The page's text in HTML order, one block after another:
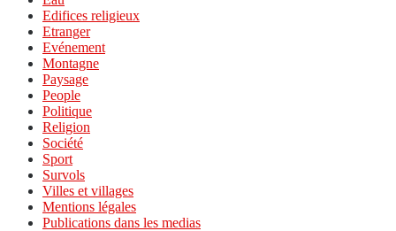
Edifices religieux
Etranger
Evénement
Montagne
Paysage
People
Politique
Religion
Société
Sport
Survols
Villes et villages
Mentions légales
Publications dans les medias